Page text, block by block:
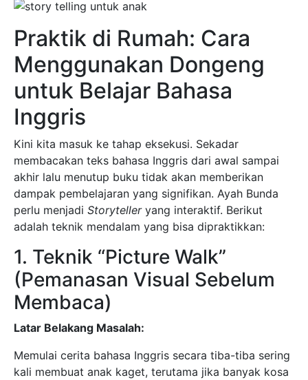
Praktik di Rumah: Cara
Menggunakan Dongeng
untuk Belajar Bahasa
Inggris
Kini kita masuk ke tahap eksekusi. Sekadar
membacakan teks bahasa Inggris dari awal sampai
akhir lalu menutup buku tidak akan memberikan
dampak pembelajaran yang signifikan. Ayah Bunda
perlu menjadi Storytelleryang interaktif. Berikut
adalah teknik mendalam yang bisa dipraktikkan:
1. Teknik “Picture Walk”
(Pemanasan Visual Sebelum
Membaca)
Latar Belakang Masalah:
Memulai cerita bahasa Inggris secara tiba-tiba sering
kali membuat anak kaget, terutama jika banyak kosa